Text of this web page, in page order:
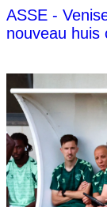
ASSE -
nouveau huis